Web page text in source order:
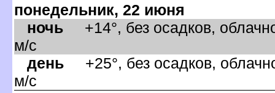
понедельник, 22 июня
ночь +14°, без осадков,
м/с
день +25°, без осадков,
м/с